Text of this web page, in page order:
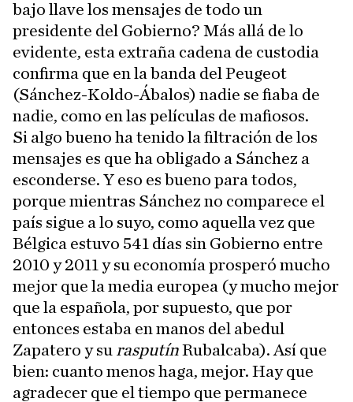
bajo llave los mensajes de todo un
presidente del Gobierno? Más allá de lo
evidente, esta extraña cadena de custodia
confirma que en la banda del Peugeot
(Sánchez-Koldo-Ábalos) nadie se fiaba de
nadie, como en las películas de mafiosos.
Si algo bueno ha tenido la filtración de los
mensajes es que ha obligado a Sánchez a
esconderse. Y eso es bueno para todos,
porque mientras Sánchez no comparece el
país sigue a lo suyo, como aquella vez que
Bélgica estuvo 541 días sin Gobierno entre
2010 y 2011 y su economía prosperó mucho
mejor que la media europea (y mucho mejor
que la española, por supuesto, que por
entonces estaba en manos del abedul
Zapatero y su rasputínRubalcaba). Así que
bien: cuanto menos haga, mejor. Hay que
agradecer que el tiempo que permanece